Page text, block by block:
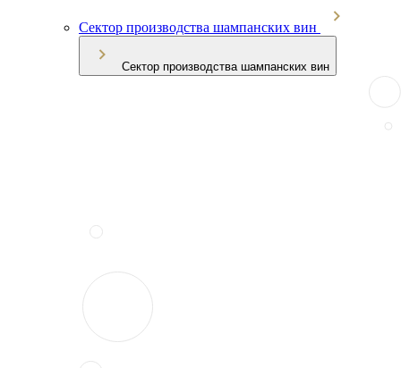
Сектор производства шампанских вин
Сектор производства шампанских вин